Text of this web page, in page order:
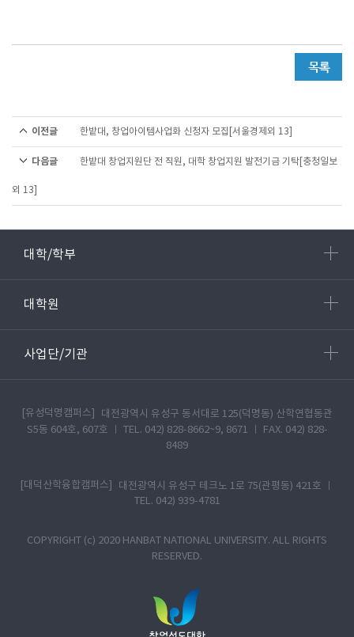
이전글 한밭대, 창업아이템사업화 신청자 모집[서울경제외 13]
다음글 한밭대 창업지원단 전 직원, 대학 창업지원 발전기금 기탁[충청일보
외 13]
대학/학부
대학원
사업단/기관
[유성덕명캠퍼스]
대전광역시 유성구 동서대로 125(덕명동) 산학연협동관
S5동 604호, 607호 ㅣ TEL. 042) 828-8662~9, 8671 ㅣ FAX. 042) 828-
8489
[대덕산학융합캠퍼스]
대전광역시 유성구 테크노 1로 75(관평동) 421호 ㅣ
TEL. 042) 939-4781
COPYRIGHT (c) 2020 HANBAT NATIONAL UNIVERSITY. ALL RIGHTS
RESERVED.